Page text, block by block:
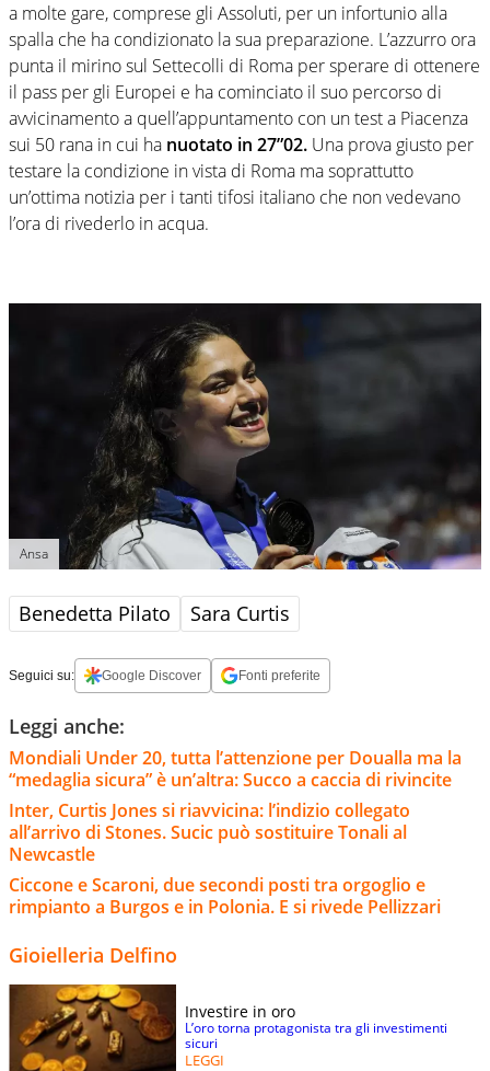
a molte gare, comprese gli Assoluti, per un infortunio alla
spalla che ha condizionato la sua preparazione. L’azzurro ora
punta il mirino sul Settecolli di Roma per sperare di ottenere
il pass per gli Europei e ha cominciato il suo percorso di
avvicinamento a quell’appuntamento con un test a Piacenza
sui 50 rana in cui ha nuotato in 27”02. Una prova giusto per
testare la condizione in vista di Roma ma soprattutto
un’ottima notizia per i tanti tifosi italiano che non vedevano
l’ora di rivederlo in acqua.
Ansa
Benedetta Pilato Sara Curtis
Seguici su: Google Discover Fonti preferite
Leggi anche:
Mondiali Under 20, tutta l’attenzione per Doualla ma la
“medaglia sicura” è un’altra: Succo a caccia di rivincite
Inter, Curtis Jones si riavvicina: l’indizio collegato
all’arrivo di Stones. Sucic può sostituire Tonali al
Newcastle
Ciccone e Scaroni, due secondi posti tra orgoglio e
rimpianto a Burgos e in Polonia. E si rivede Pellizzari
Gioielleria Delfino
Investire in oro
L’oro torna protagonista tra gli investimenti
sicuri
LEGGI